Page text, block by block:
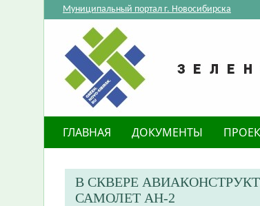
Муниципальный портал г. Новосибирска
ГЛАВНАЯ ДОКУМЕНТЫ
В СКВЕРЕ
САМОЛЕТ АН-2